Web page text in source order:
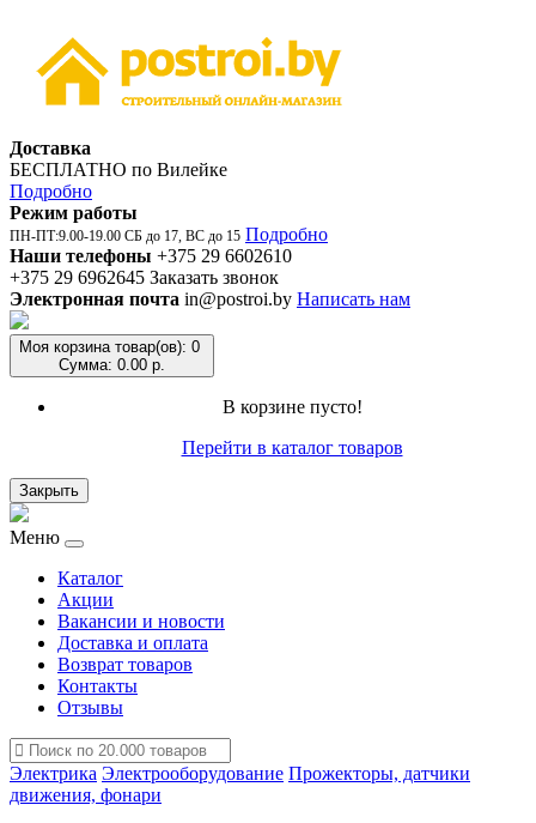
Доставка
БЕСПЛАТНО по Вилейке
Подробно
Режим работы
ПН-ПТ:9.00-19.00 СБ до 17, ВС до 15 Подробно
Наши телефоны +375 29 6602610
+375 29 6962645 Заказать звонок
Электронная почта in@postroi.by Написать нам
Моя корзина товар(ов): 0
Сумма: 0.00 р.
В корзине пусто!
Перейти в каталог товаров
Закрыть
Меню
Каталог
Акции
Вакансии и новости
Доставка и оплата
Возврат товаров
Контакты
Отзывы
Электрика Электрооборудование Прожекторы, датчики
движения, фонари